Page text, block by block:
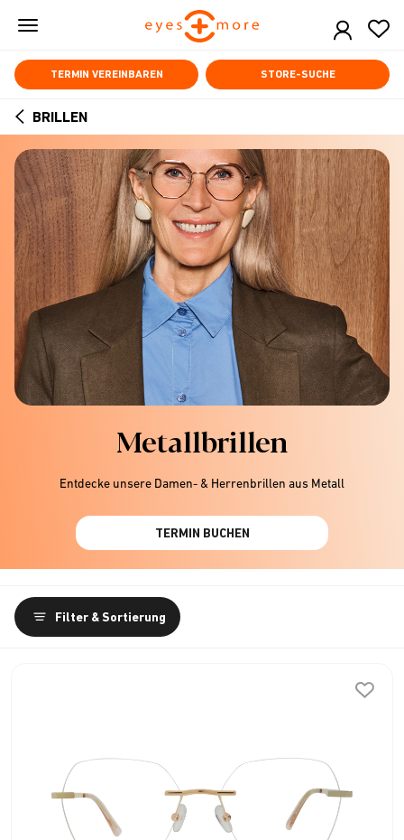
Skip
content
TERMIN VEREINBAREN STORE-SUCHE
ARROW
BACK
BRILLEN
Metallbrillen
Entdecke unsere Damen- & Herrenbrillen aus Metall
TERMIN BUCHEN
Filter & Sortierung